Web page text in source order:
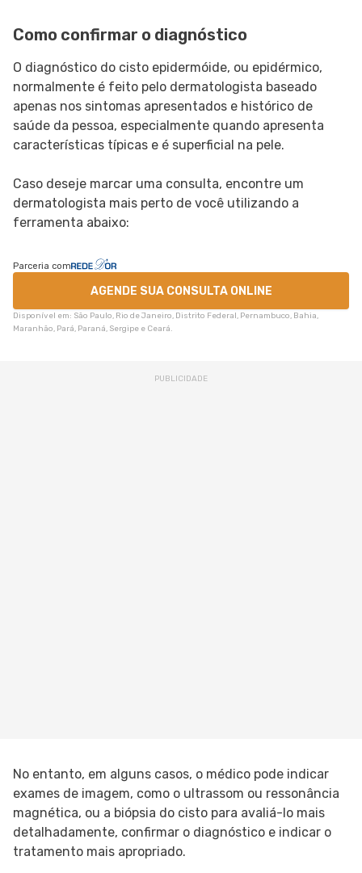
Como confirmar o diagnóstico
O diagnóstico do cisto epidermóide, ou epidérmico,
normalmente é feito pelo dermatologista baseado
apenas nos sintomas apresentados e histórico de
saúde da pessoa, especialmente quando apresenta
características típicas e é superficial na pele.
Caso deseje marcar uma consulta, encontre um
dermatologista mais perto de você utilizando a
ferramenta abaixo:
Parceria com
AGENDE SUA CONSULTA ONLINE
Disponível em: São Paulo, Rio de Janeiro, Distrito Federal, Pernambuco, Bahia,
Maranhão, Pará, Paraná, Sergipe e Ceará.
No entanto, em alguns casos, o médico pode indicar
exames de imagem, como o ultrassom ou ressonância
magnética, ou a biópsia do cisto para avaliá-lo mais
detalhadamente, confirmar o diagnóstico e indicar o
tratamento mais apropriado.